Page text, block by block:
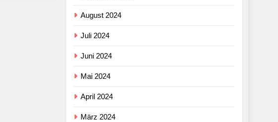
August 2024
Juli 2024
Juni 2024
Mai 2024
April 2024
März 2024